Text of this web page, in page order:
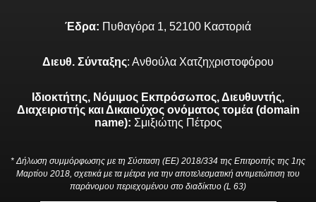
Έδρα: Πυθαγόρα 1, 52100 Καστοριά
Διευθ. Σύνταξης: Ανθούλα Χατζηχριστοφόρου
Ιδιοκτήτης, Νόμιμος Εκπρόσωπος, Διευθυντής,
Διαχειριστής και Δικαιούχος ονόματος τομέα (domain
name): Σμιξιώτης Πέτρος
* Δήλωση συμμόρφωσης με τη Σύσταση (ΕΕ) 2018/334 της Επιτροπής της 1ης
Μαρτίου 2018, σχετικά με τα μέτρα για την αποτελεσματική αντιμετώπιση του
παράνομου περιεχομένου στο διαδίκτυο (L 63)